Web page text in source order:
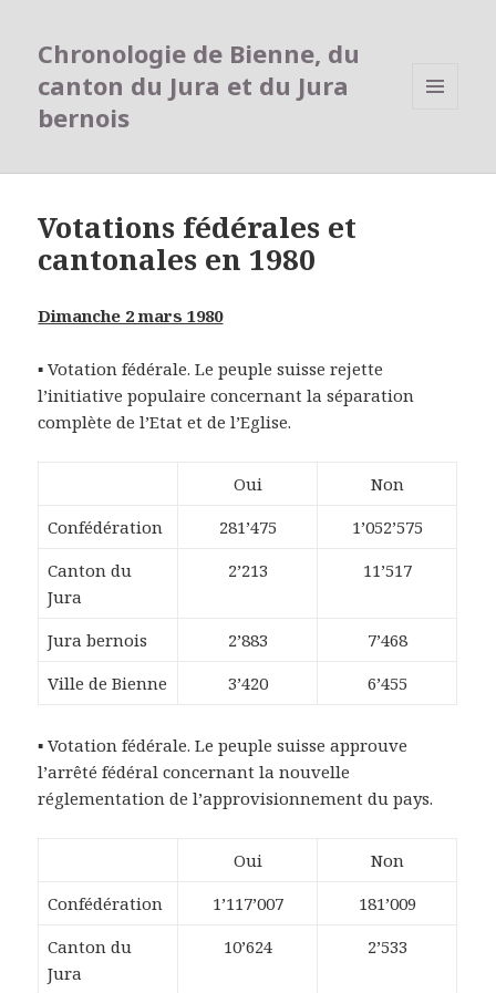
Chronologie de Bienne, du
canton du Jura et du Jura
bernois
Votations fédérales et
cantonales en 1980
Dimanche 2 mars 1980
▪ Votation fédérale. Le peuple suisse rejette
l’initiative populaire concernant la séparation
complète de l’Etat et de l’Eglise.
Oui
Non
Confédération
281’475
1’052’575
Canton du
Jura
2’213 11’517
Jura bernois 2’883
7’468
Ville de Bienne
3’420 6’455
▪ Votation fédérale. Le peuple suisse approuve
l’arrêté fédéral concernant la nouvelle
réglementation de l’approvisionnement du pays.
Oui
Non
Confédération
1’117’007
181’009
Canton du
Jura
10’624 2’533